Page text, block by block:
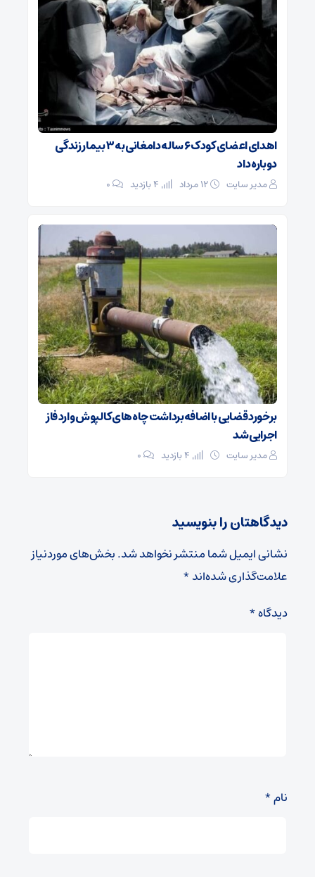
اهدای اعضای کودک ۶ ساله دامغانی به ۳ بیمار زندگی
دوباره داد
مدیر سایت ۰
برخورد قضایی با اضافه‌برداشت چاه‌های کالپوش وارد فاز
اجرایی شد
مدیر سایت ۰
دیدگاهتان را بنویسید
نشانی ایمیل شما منتشر نخواهد شد.بخش‌های موردنیاز
علامت‌گذاری شده‌اند*
دیدگاه*
نام*